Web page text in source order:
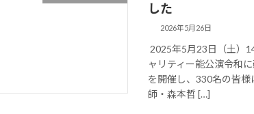
した
2026年5月26日
2025年5月23日（土）
ャリティー能公演令和
を開催し、330名の皆
師・森本哲 […]